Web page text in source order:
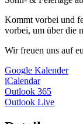
Kommt vorbei und
vorbei, um über die
Wir freuen uns auf
Google Kalender
iCalendar
Outlook 365
Outlook Live